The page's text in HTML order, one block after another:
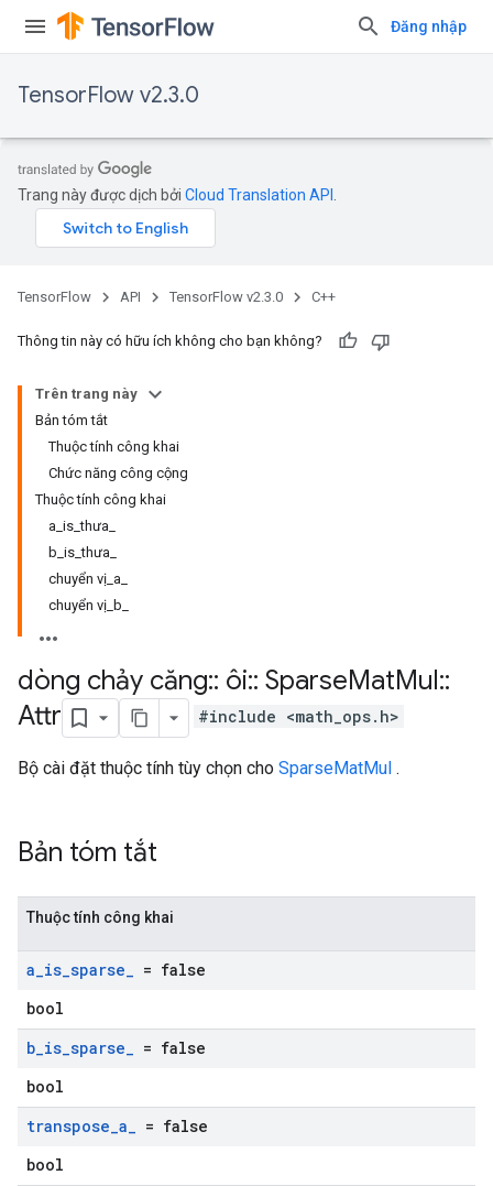
Đăng nhập
TensorFlow v2.3.0
Trang này được dịch bởi Cloud Translation API
TensorFlow API TensorFlow v2.3.0 C++
Thông tin này có hữu ích không cho bạn không?
Trên trang này
Bản tóm tắt
Thuộc tính công khai
Chức năng công cộng
Thuộc tính công khai
a_is_thưa_
b_is_thưa_
chuyển vị_a_
chuyển vị_b_
dòng chảy căng:: ôi:: SparseMatMul::
Attr
#include <math_ops.h>
Bộ cài đặt thuộc tính tùy chọn cho SparseMatMul .
Bản tóm tắt
Thuộc tính công khai
a_is_sparse_ = false
bool
b_is_sparse_ = false
bool
transpose_a_ = false
bool